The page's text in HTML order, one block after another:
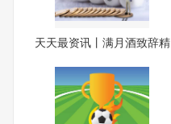
天天最资讯丨满月酒致辞精